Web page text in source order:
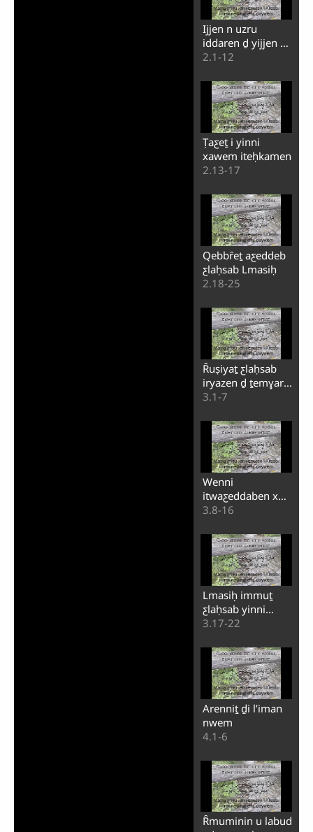
Ijjen n uzru
iddaren ḏ yijjen n
ccaƹb amqeddes
2.1-12
Ṭaƹeṯ i yinni
xawem iteḥkamen
2.13-17
Qebbȓeṯ aƹeddeb
ƹlaḥsab Lmasiḥ
2.18-25
Ȓuṣiyaṯ ƹlaḥsab
iryazen ḏ ṯemɣarin
nsen
3.1-7
Wenni
itwaƹeddaben x
ssabab n ȓḥaqq ig
3.8-16
Lmasiḥ immuṯ
ƹlaḥsab yinni
iƹeṣṣan
3.17-22
Arenniṯ ḏi lʼiman
nwem
4.1-6
Ȓmuminin u labud